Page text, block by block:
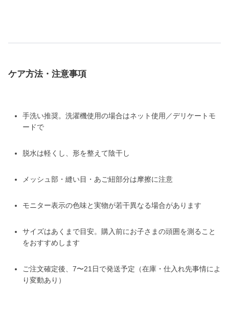
ケア方法・注意事項
手洗い推奨。洗濯機使用の場合はネット使用／デリケートモ
ードで
脱水は軽くし、形を整えて陰干し
メッシュ部・縫い目・あご紐部分は摩擦に注意
モニター表示の色味と実物が若干異なる場合があります
サイズはあくまで目安。購入前にお子さまの頭囲を測ること
をおすすめします
ご注文確定後、7〜21日で発送予定（在庫・仕入れ先事情によ
り変動あり）